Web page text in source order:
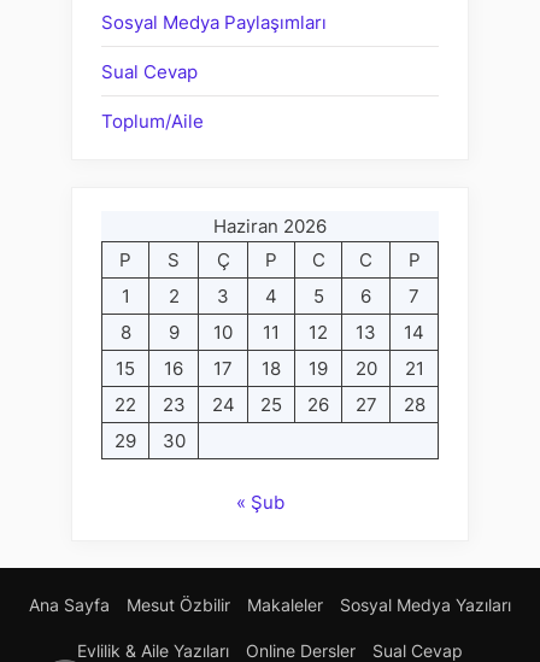
Sosyal Medya Paylaşımları
Sual Cevap
Toplum/Aile
Haziran 2026
P
S Ç P C C
P
1
2 3 4 5 6
7
8
9 10 11 12 13
14
15
16 17 18 19 20
21
22
23 24 25 26 27
28
29
30
« Şub
Ana Sayfa Mesut Özbilir Makaleler Sosyal Medya Yazıları
Evlilik & Aile Yazıları Online Dersler Sual Cevap